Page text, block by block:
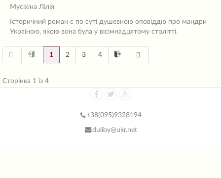
Мусіхіна Лілія
Історичний роман є по суті душевною оповіддю про мандри
Україною, якою вона була у вісімнадцятому столітті.
1 2 3 4
Сторінка 1 із 4
+38(095)9328194
duliby@ukr.net